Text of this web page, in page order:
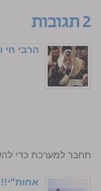
2 תגובות
הרבי חי
התחבר למערכת כדי